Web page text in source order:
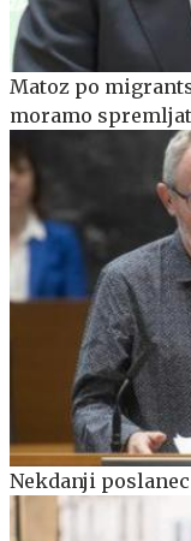
Matoz po
moramo
Nekdanji